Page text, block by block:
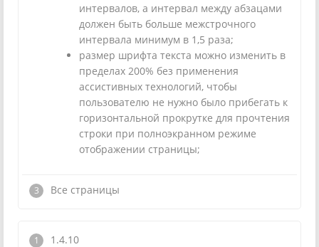
интервалов, а интервал между абзацами
должен быть больше межстрочного
интервала минимум в 1,5 раза;
размер шрифта текста можно изменить в
пределах 200% без применения
ассистивных технологий, чтобы
пользователю не нужно было прибегать к
горизонтальной прокрутке для прочтения
строки при полноэкранном режиме
отображении страницы;
Все страницы
1.4.10